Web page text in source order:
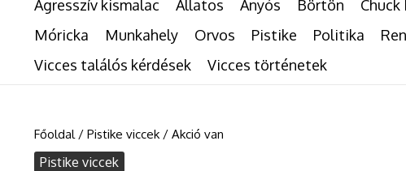
Agresszív kismalac Állatos Anyós Börtön Chuck
Móricka
Munkahely Orvos Pistike Politika
Vicces találós kérdések
Vicces történetek
Főoldal/ Pistike viccek/ Akció van
Pistike viccek